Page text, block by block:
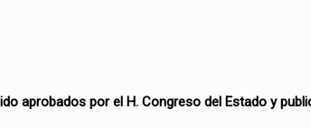
aprobados por el H. Congreso del Estado y